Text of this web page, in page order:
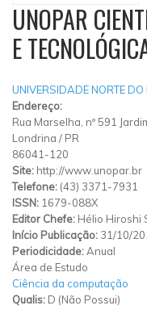
UNOPAR
E
UNIVERSIDADE NORTE
Endereço:
Rua Marselha, nº 591
Londrina / PR
86041-120
Site: http://www.unopar.br
Telefone: (43) 3371-7931
ISSN: 1679-088X
Editor Chefe: Hélio Hiroshi
Início Publicação: 31/10/
Periodicidade:Anual
Área de Estudo
Ciência da computação
Qualis: D (Não Possui)